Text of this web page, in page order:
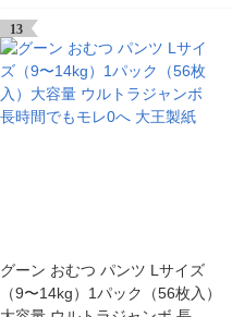
13
グーン おむつ パンツ Lサイズ
（9〜14kg）1パック（56枚入）